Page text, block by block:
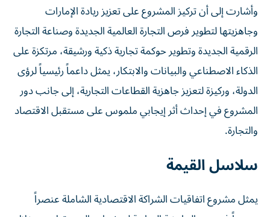
وأشارت إلى أن تركيز المشروع على تعزيز ريادة الإمارات
وجاهزيتها لتطوير فرص التجارة العالمية الجديدة وصناعة التجارة
الرقمية الجديدة وتطوير حوكمة تجارية ذكية ورشيقة، مرتكزة على
الذكاء الاصطناعي والبيانات والابتكار، يمثل داعماً رئيسياً لرؤى
الدولة، وركيزة لتعزيز جاهزية القطاعات التجارية، إلى جانب دور
المشروع في إحداث أثر إيجابي ملموس على مستقبل الاقتصاد
والتجارة.
سلاسل القيمة
يمثل مشروع اتفاقيات الشراكة الاقتصادية الشاملة عنصراً